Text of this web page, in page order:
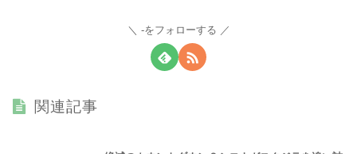
-をフォローする
関連記事